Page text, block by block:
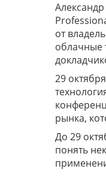
от
облачные
29
рынка,
До 29
понять